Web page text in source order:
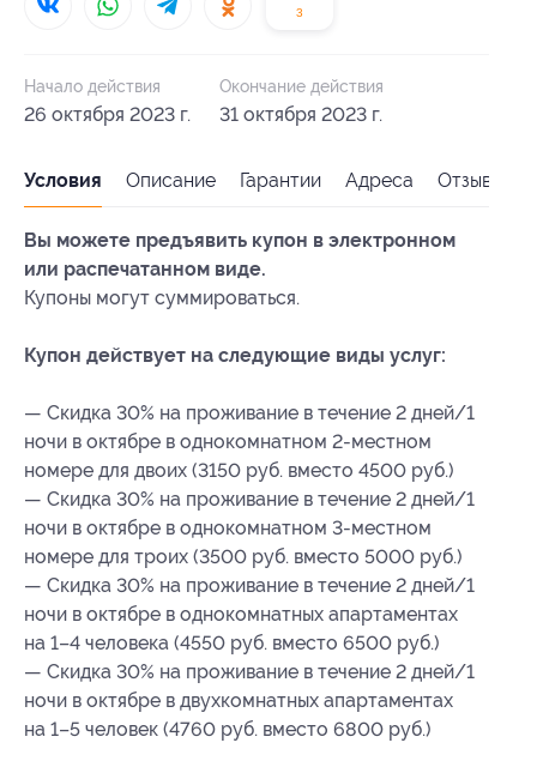
3
Начало действия
26 октября 2023 г.
Окончание действия
31 октября 2023 г.
Условия Описание Гарантии Адреса Отзывы
Вы можете предъявить купон в электронном
или распечатанном виде.
Купоны могут суммироваться.
Купон действует на следующие виды услуг:
— Скидка 30% на проживание в течение 2 дней/1
ночи в октябре в однокомнатном 2-местном
номере для двоих (3150 руб. вместо 4500 руб.)
— Скидка 30% на проживание в течение 2 дней/1
ночи в октябре в однокомнатном 3-местном
номере для троих (3500 руб. вместо 5000 руб.)
— Скидка 30% на проживание в течение 2 дней/1
ночи в октябре в однокомнатных апартаментах
на 1–4 человека (4550 руб. вместо 6500 руб.)
— Скидка 30% на проживание в течение 2 дней/1
ночи в октябре в двухкомнатных апартаментах
на 1–5 человек (4760 руб. вместо 6800 руб.)